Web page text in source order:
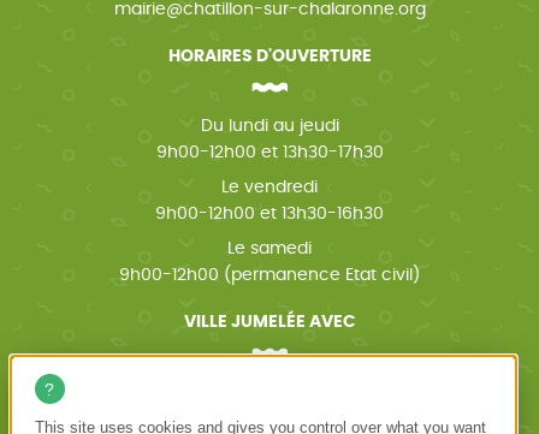
mairie@chatillon-sur-chalaronne.org
HORAIRES D'OUVERTURE
Du lundi au jeudi
9h00-12h00 et 13h30-17h30
Le vendredi
9h00-12h00 et 13h30-16h30
Le samedi
9h00-12h00 (permanence Etat civil)
VILLE JUMELÉE AVEC
This site uses cookies and gives you control over what you want